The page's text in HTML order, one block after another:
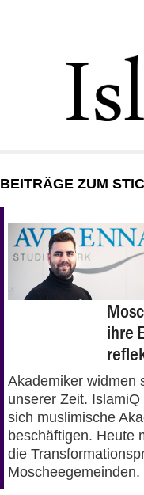
GESELLSCHAFT
STARTSEITE
DEBATTE
PANORAMA
BEITRÄGE ZUM
ihre
Akademiker widmen
unserer Zeit.
sich muslimische
beschäftigen. Heute
die
Moscheegemeinden.